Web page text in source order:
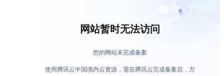
网站暂时无法访问
您的网站未完成备案
使用腾讯云中国境内云资源，需在腾讯云完成备案后，方